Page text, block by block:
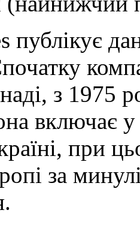
публікує
з 1975
включає у
при
за